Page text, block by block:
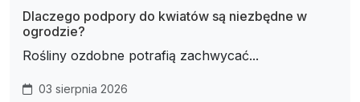
Dlaczego podpory do kwiatów są niezbędne w
ogrodzie?
Rośliny ozdobne potrafią zachwycać...
03 sierpnia 2026